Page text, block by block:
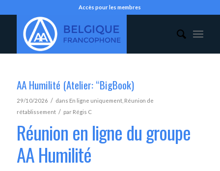
Accès pour les membres
AA Humilité (Atelier: “BigBook)
29/10/2026 / dans En ligne uniquement, Réunion de
rétablissement / par Régis C
Réunion en ligne du groupe
AA Humilité